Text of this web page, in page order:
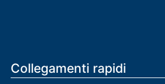
Collegamenti rapidi